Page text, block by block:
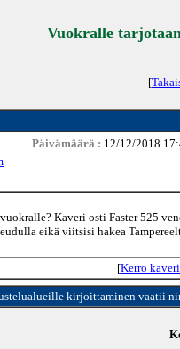
Vuokralle
[
Päivämäärä : 12/12/2018
Kaveri osti Faster 525
eikä viitsisi hakea
[Kerro
kirjoittaminen vaatii